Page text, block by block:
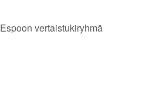
Espoon vertaistukiryhmä